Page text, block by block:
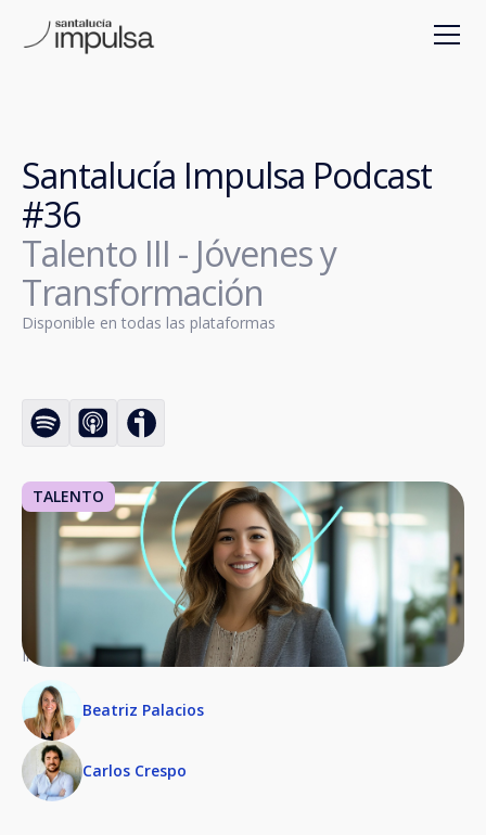
Santalucía Impulsa Podcast
#36
Talento III - Jóvenes y
Transformación
Disponible en todas las plataformas
TALENTO
Invited experts
Beatriz Palacios
Carlos Crespo